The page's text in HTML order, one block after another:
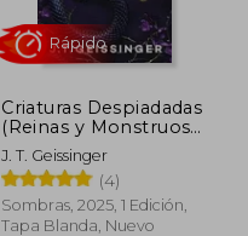
Rápido
Criaturas Despiadadas
(Reinas y Monstruos
1)
J. T. Geissinger
(4)
Sombras, 2025, 1 Edición,
Tapa Blanda, Nuevo